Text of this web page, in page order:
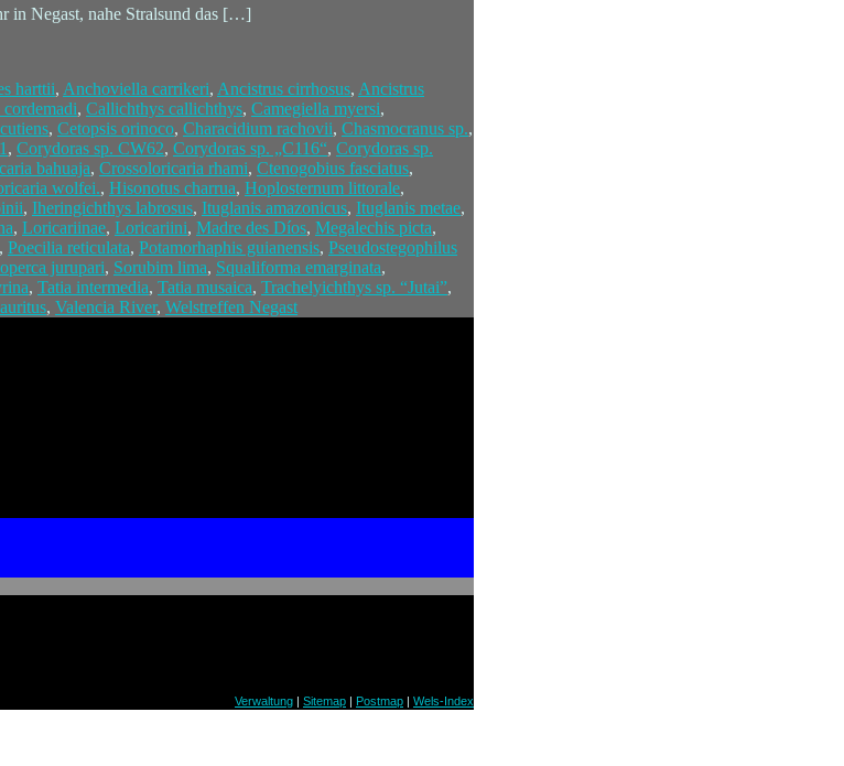
in Negast, nahe Stralsund das […]
harttii, Anchoviella carrikeri, Ancistrus cirrhosus, Ancistrus
, Callichthys callichthys, Camegiella myersi,
, Cetopsis orinoco, Characidium rachovii, Chasmocranus sp.,
, Corydoras sp. CW62, Corydoras sp. „C116“, Corydoras sp.
bahuaja, Crossoloricaria rhami, Ctenogobius fasciatus,
wolfei., Hisonotus charrua, Hoplosternum littorale,
, Iheringichthys labrosus, Ituglanis amazonicus, Ituglanis metae,
, Loricariinae, Loricariini, Madre des Díos, Megalechis picta,
, Poecilia reticulata, Potamorhaphis guianensis, Pseudostegophilus
jurupari, Sorubim lima, Squaliforma emarginata,
, Tatia intermedia, Tatia musaica, Trachelyichthys sp. “Jutai”,
, Valencia River, Welstreffen Negast
Verwaltung | Sitemap | Postmap | Wels-Index